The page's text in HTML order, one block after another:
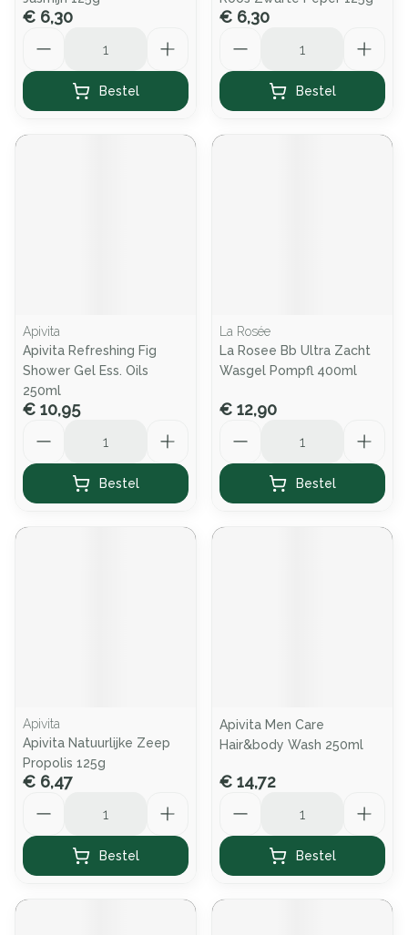
€ 6,30
Bestel
€ 6,30
Bestel
Apivita
Apivita Refreshing Fig
Shower Gel Ess. Oils
250ml
€ 10,95
Bestel
La Rosée
La Rosee Bb Ultra Zacht
Wasgel Pompfl 400ml
€ 12,90
Bestel
Apivita
Apivita Natuurlijke Zeep
Propolis 125g
€ 6,47
Bestel
Apivita Men Care
Hair&body Wash 250ml
€ 14,72
Bestel